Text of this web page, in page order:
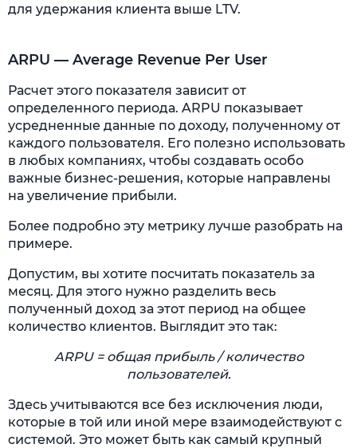
для удержания клиента выше LTV.
ARPU — Average Revenue Per User
Расчет этого показателя зависит от
определенного периода. ARPU показывает
усредненные данные по доходу, полученному от
каждого пользователя. Его полезно использовать
в любых компаниях, чтобы создавать особо
важные бизнес-решения, которые направлены
на увеличение прибыли.
Более подробно эту метрику лучше разобрать на
примере.
Допустим, вы хотите посчитать показатель за
месяц. Для этого нужно разделить весь
полученный доход за этот период на общее
количество клиентов. Выглядит это так:
ARPU = общая прибыль / количество
пользователей.
Здесь учитываются все без исключения люди,
которые в той или иной мере взаимодействуют с
системой. Это может быть как самый крупный